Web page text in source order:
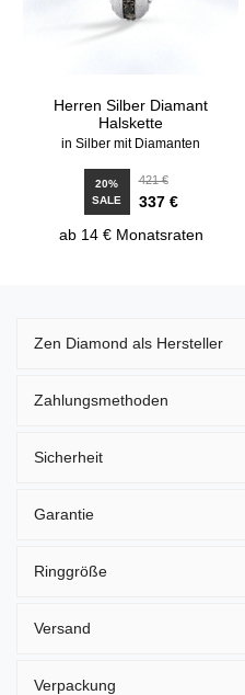
Herren Silber Diamant
Halskette
in Silber mit Diamanten
20%
SALE
421 €
337 €
ab 14 € Monatsraten
Zen Diamond als Hersteller
Zahlungsmethoden
Sicherheit
Garantie
Ringgröße
Versand
Verpackung